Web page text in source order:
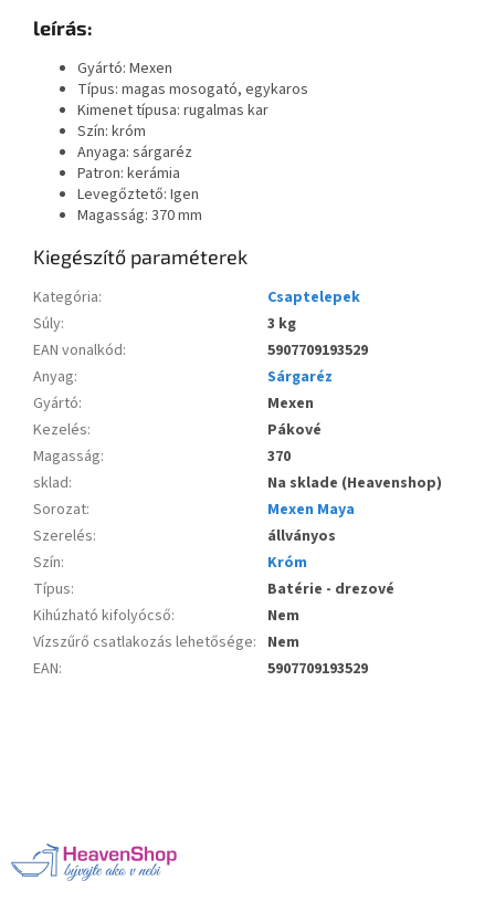
leírás:
Gyártó: Mexen
Típus: magas mosogató, egykaros
Kimenet típusa: rugalmas kar
Szín: króm
Anyaga: sárgaréz
Patron: kerámia
Levegőztető: Igen
Magasság: 370 mm
Kiegészítő paraméterek
Kategória:
Csaptelepek
Súly:
3 kg
EAN vonalkód:
5907709193529
Anyag:
Sárgaréz
Gyártó:
Mexen
Kezelés:
Pákové
Magasság:
370
sklad:
Na sklade (Heavenshop)
Sorozat:
Mexen Maya
Szerelés:
állványos
Szín:
Króm
Típus:
Batérie - drezové
Kihúzható kifolyócső:
Nem
Vízszűrő csatlakozás lehetősége: Nem
EAN: 5907709193529